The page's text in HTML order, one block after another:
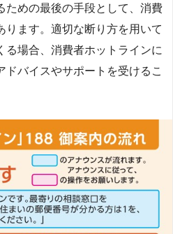
ための最後の手段として、消費
ります。適切な断り方を用いて
る場合、消費者ホットラインに
バイスやサポートを受けるこ